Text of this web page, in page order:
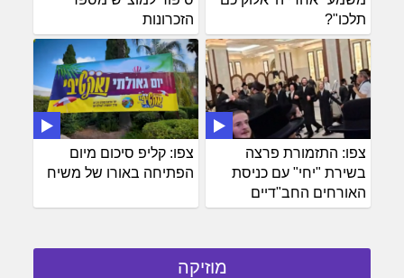
הזכרונות
תלכו"?
צפו: קליפ סיכום מיום
הפתיחה באורו של משיח
צפו: התזמורת פרצה
בשירת "יחי" עם כניסת
האורחים החב"דיים
מוזיקה